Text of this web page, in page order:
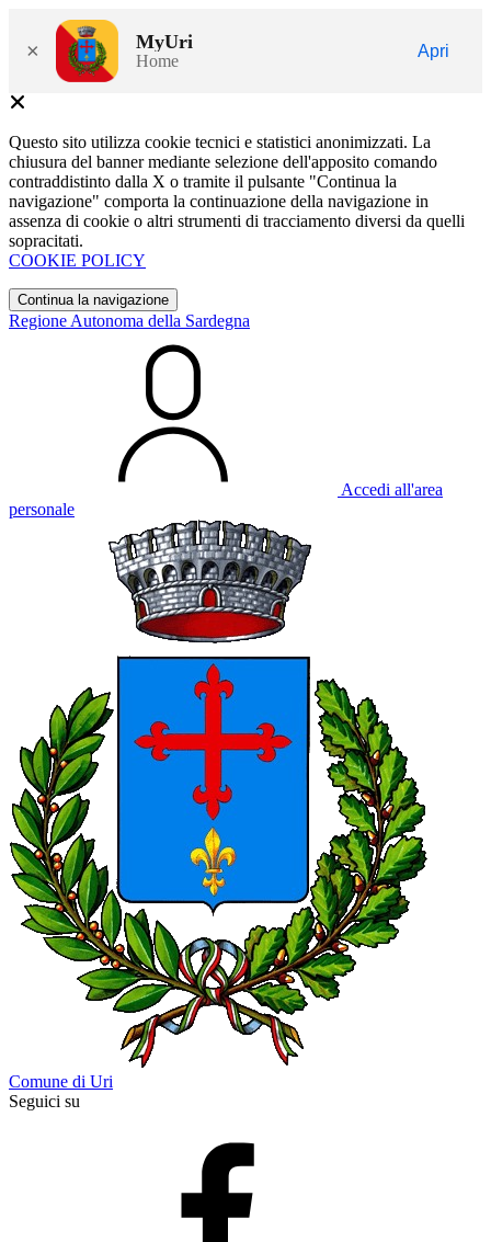
× MyUri
Home
Apri
Questo sito utilizza cookie tecnici e statistici anonimizzati. La
chiusura del banner mediante selezione dell'apposito comando
contraddistinto dalla X o tramite il pulsante "Continua la
navigazione" comporta la continuazione della navigazione in
assenza di cookie o altri strumenti di tracciamento diversi da quelli
sopracitati.
COOKIE POLICY
Continua la navigazione
Regione Autonoma della Sardegna
Accedi all'area
personale
Comune di Uri
Seguici su